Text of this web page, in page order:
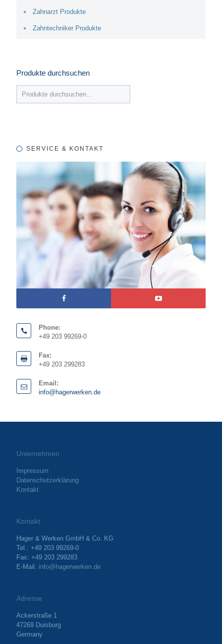
Zahnarzt Produkte
Zahntechniker Produkte
Produkte durchsuchen
SERVICE & KONTAKT
Phone:
+49 203 99269-0
Fax:
+49 203 299283
Email:
info@hagerwerken.de
Unternehmen
Impressum
Datenschutzerklärung
Kontakt
Kontakt
Hager & Werken GmbH & Co. KG
Tel.: +49 203 99269-0
Fax: +49 203 299283
E-Mail: info@hagerwerken.de
Adresse
Ackerstraße 1
47269 Duisburg
Germany